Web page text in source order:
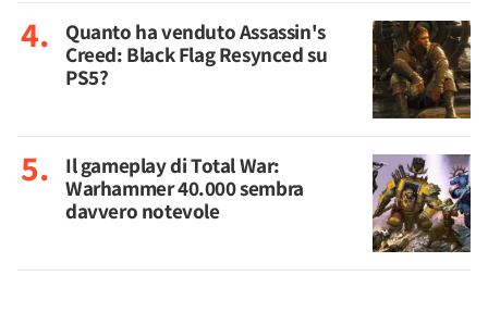
Quanto ha venduto Assassin's
Creed: Black Flag Resynced su
PS5?
Il gameplay di Total War:
Warhammer 40.000 sembra
davvero notevole